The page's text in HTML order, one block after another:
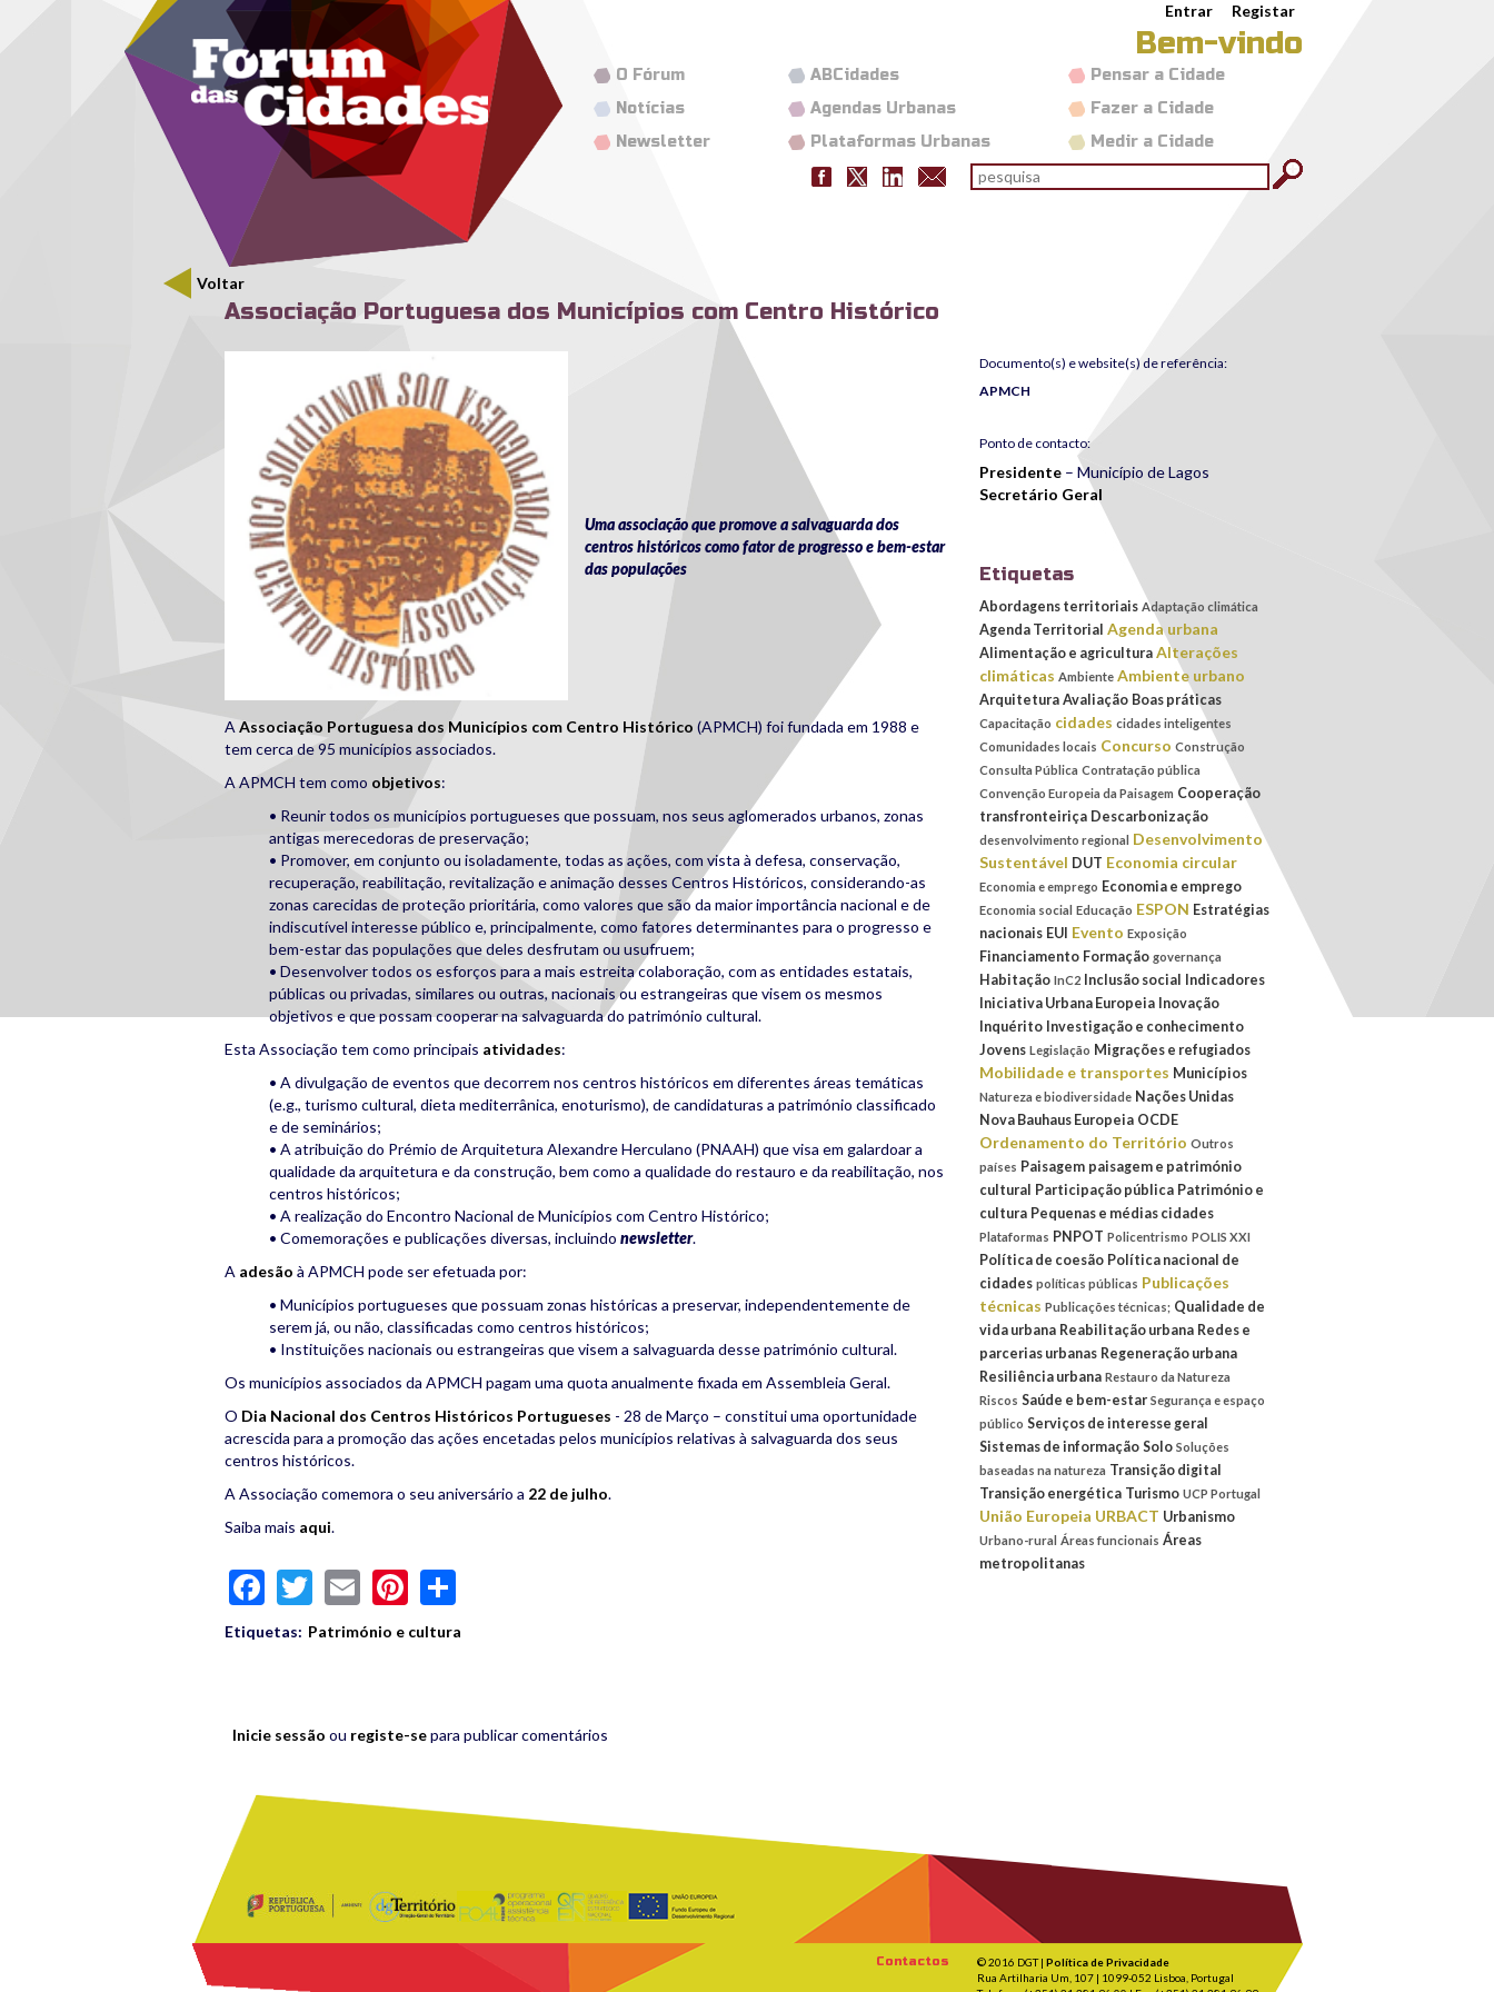
Passar para o conteúdo principalMenu secundário Entrar Registar
Bem-vindo
Pensar a Cidade
Fazer a Cidade
Medir a Cidade
ABCidades
Agendas Urbanas
Plataformas Urbanas
O Fórum
Notícias
Newsletter
Formulário de pesquisa
pesquisar
Voltar
Associação Portuguesa dos Municípios com Centro Histórico
Uma associação que promove a salvaguarda dos
centros históricos como fator de progresso e bem-estar
das populações
A Associação Portuguesa dos Municípios com Centro Histórico (APMCH) foi fundada em 1988 e
tem cerca de 95 municípios associados.
A APMCH tem como objetivos:
• Reunir todos os municípios portugueses que possuam, nos seus aglomerados urbanos, zonas
antigas merecedoras de preservação;
• Promover, em conjunto ou isoladamente, todas as ações, com vista à defesa, conservação,
recuperação, reabilitação, revitalização e animação desses Centros Históricos, considerando-as
zonas carecidas de proteção prioritária, como valores que são da maior importância nacional e de
indiscutível interesse público e, principalmente, como fatores determinantes para o progresso e
bem-estar das populações que deles desfrutam ou usufruem;
• Desenvolver todos os esforços para a mais estreita colaboração, com as entidades estatais,
públicas ou privadas, similares ou outras, nacionais ou estrangeiras que visem os mesmos
objetivos e que possam cooperar na salvaguarda do património cultural.
Esta Associação tem como principais atividades:
• A divulgação de eventos que decorrem nos centros históricos em diferentes áreas temáticas
(e.g., turismo cultural, dieta mediterrânica, enoturismo), de candidaturas a património classificado
e de seminários;
• A atribuição do Prémio de Arquitetura Alexandre Herculano (PNAAH) que visa em galardoar a
qualidade da arquitetura e da construção, bem como a qualidade do restauro e da reabilitação, nos
centros históricos;
• A realização do Encontro Nacional de Municípios com Centro Histórico;
• Comemorações e publicações diversas, incluindo newsletter.
A adesão à APMCH pode ser efetuada por:
• Municípios portugueses que possuam zonas históricas a preservar, independentemente de
serem já, ou não, classificadas como centros históricos;
• Instituições nacionais ou estrangeiras que visem a salvaguarda desse património cultural.
Os municípios associados da APMCH pagam uma quota anualmente fixada em Assembleia Geral.
O Dia Nacional dos Centros Históricos Portugueses - 28 de Março – constitui uma oportunidade
acrescida para a promoção das ações encetadas pelos municípios relativas à salvaguarda dos seus
centros históricos.
A Associação comemora o seu aniversário a 22 de julho.
Saiba mais aqui.
Facebook
Twitter
EmailPinterest
Etiquetas: Património e cultura
Inicie sessão ou registe-separa publicar comentários
Documento(s) e website(s) de referência:
APMCH
Ponto de contacto:
Presidente – Município de Lagos
Secretário Geral
Etiquetas
Abordagens territoriais Adaptação climática
Agenda Territorial Agenda urbana
Alimentação e agricultura Alterações
climáticas Ambiente Ambiente urbano
Arquitetura Avaliação Boas práticas
Capacitação cidades cidades inteligentes
Comunidades locais Concurso Construção
Consulta Pública Contratação pública
Convenção Europeia da Paisagem Cooperação
transfronteiriça Descarbonização
desenvolvimento regional Desenvolvimento
Sustentável DUT Economia circular
Economia e emprego Economia e emprego
Economia social Educação ESPON Estratégias
nacionais EUI Evento Exposição
Financiamento Formação governança
Habitação InC2 Inclusão social
Indicadores
Iniciativa Urbana Europeia Inovação
Inquérito Investigação e conhecimento
Jovens Legislação Migrações e refugiados
Mobilidade e transportes Municípios
Natureza e biodiversidade Nações Unidas
Nova Bauhaus Europeia OCDE
Ordenamento do Território Outros
países Paisagem paisagem e património
cultural Participação pública Património e
cultura Pequenas e médias cidades
Plataformas PNPOT Policentrismo POLIS XXI
Política de coesão Política nacional de
cidades políticas públicas Publicações
técnicas Publicações técnicas; Qualidade de
vida urbana Reabilitação urbana Redes e
parcerias urbanas Regeneração urbana
Resiliência urbana Restauro da Natureza
Riscos Saúde e bem-estar Segurança e espaço
público Serviços de interesse geral
Sistemas de informação Solo Soluções
baseadas na natureza Transição digital
Transição energética Turismo UCP Portugal
União Europeia URBACT Urbanismo
Urbano-rural Áreas funcionais Áreas
metropolitanas
Contactos © 2016 DGT |Política de Privacidade
Rua Artilharia Um, 107 | 1099-052 Lisboa, Portugal